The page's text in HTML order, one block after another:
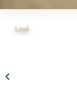
Loué